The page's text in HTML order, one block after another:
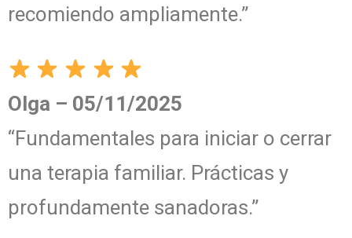
recomiendo ampliamente.”
Olga – 05/11/2025
“Fundamentales para iniciar o cerrar
una terapia familiar. Prácticas y
profundamente sanadoras.”